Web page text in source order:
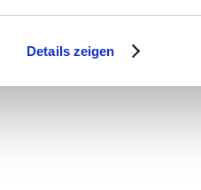
Details zeigen